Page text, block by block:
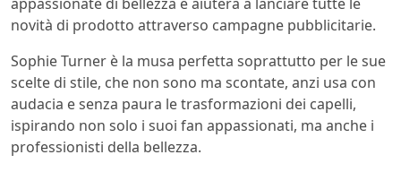
novità di prodotto attraverso campagne pubblicitarie.
Sophie Turner è la musa perfetta soprattutto per le sue
scelte di stile, che non sono ma scontate, anzi usa con
audacia e senza paura le trasformazioni dei capelli,
ispirando non solo i suoi fan appassionati, ma anche i
professionisti della bellezza.